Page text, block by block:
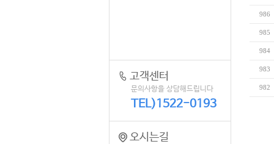
986
985
984
983
982
고객센터
문의사항을 상담해드립니다
TEL)1522-0193
오시는길